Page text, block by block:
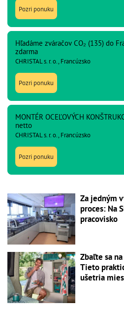
Pozri ponuku
Hľadáme zváračov CO₂ (135) do
zdarma
CHRISTAL s. r. o., Francúzsko
Pozri ponuku
MONTÉR OCEĽOVÝCH
netto
CHRISTAL s. r. o., Francúzsko
Pozri ponuku
Za jedným
proces: Na
pracovisko
Zbaľte sa
Tieto
ušetria